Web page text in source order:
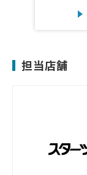
担当店舗